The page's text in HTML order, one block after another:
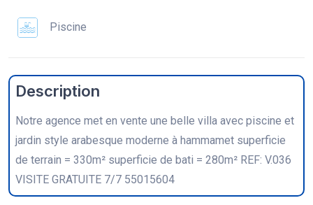
Piscine
Description
Notre agence met en vente une belle villa avec piscine et
jardin style arabesque moderne à hammamet superficie
de terrain = 330m² superficie de bati = 280m² REF: V.036
VISITE GRATUITE 7/7 55015604